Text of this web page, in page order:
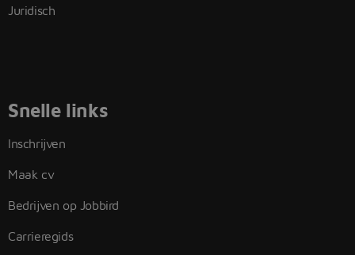
Juridisch
Snelle links
Inschrijven
Maak cv
Bedrijven op Jobbird
Carrieregids